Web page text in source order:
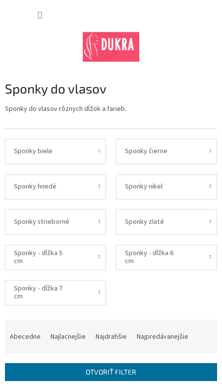
Sponky do vlasov
Sponky do vlasov rôznych dĺžok a farieb.
Sponky biele Sponky čierne
Sponky hnedé Sponky nikel
Sponky strieborné Sponky zlaté
Sponky - dĺžka 5
cm
Sponky - dĺžka 6
cm
Sponky - dĺžka 7
cm
i
Abecedne Najlacnejšie Najdrahšie Najpredávanejšie
OTVORIŤ FILTER